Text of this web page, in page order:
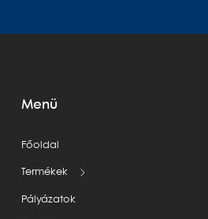
Menü
Főoldal
Termékek
Pályázatok